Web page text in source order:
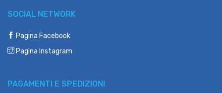
SOCIAL NETWORK
Pagina Facebook
Pagina Instagram
PAGAMENTI E SPEDIZIONI